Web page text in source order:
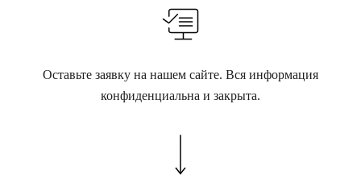
Оставьте заявку на нашем сайте. Вся информация
конфиденциальна и закрыта.